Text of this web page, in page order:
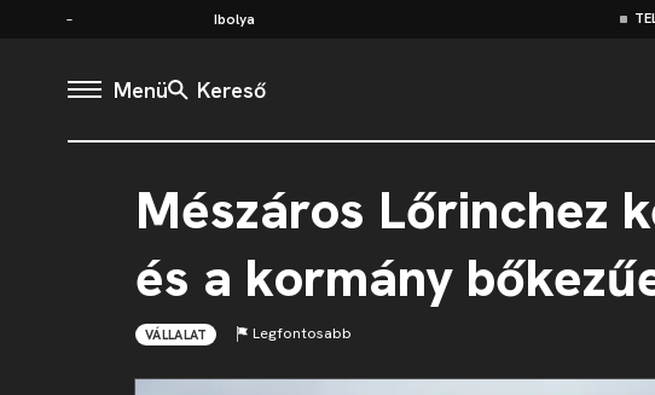
Ibolya
Menü Kereső
Mészáros Lőrinchez
és a kormány
VÁLLALAT Legfontosabb